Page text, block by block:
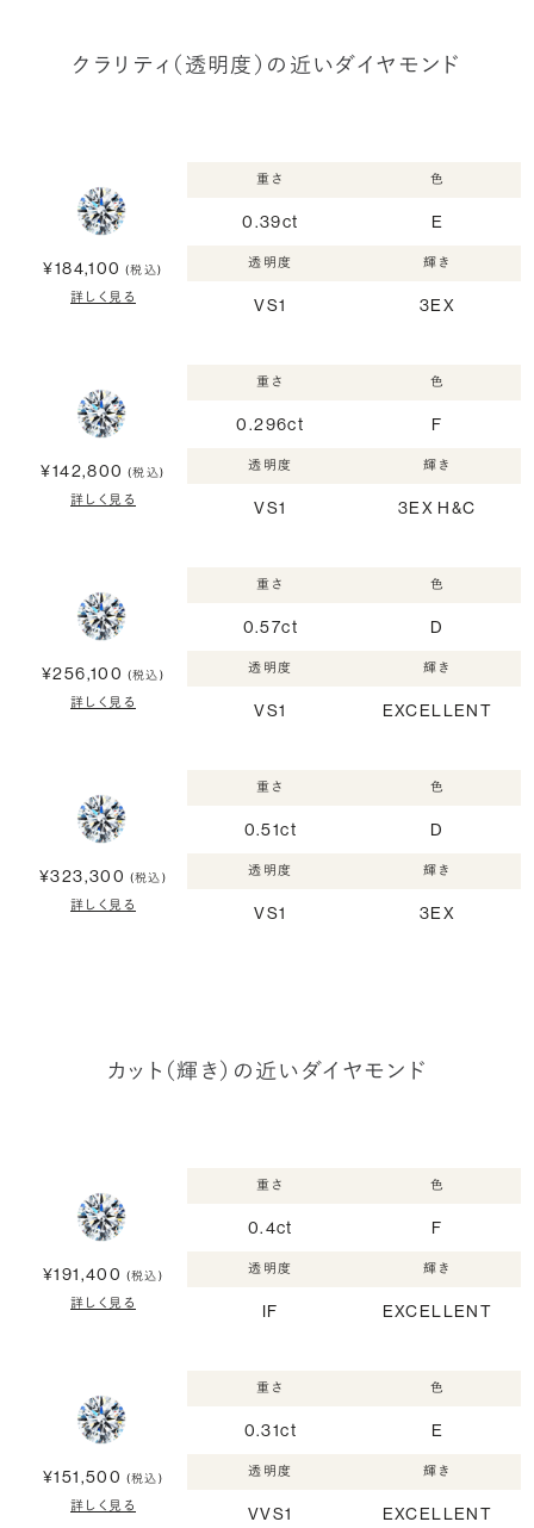
クラリティ（透明度）の近いダイヤモンド
¥184,100 (税込)
詳しく見る
重さ
0.39ct
色
E
透明度
VS1
輝き
3EX
¥142,800 (税込)
詳しく見る
重さ
0.296ct
色
F
透明度
VS1
輝き
3EX H&C
¥256,100 (税込)
詳しく見る
重さ
0.57ct
色
D
透明度
VS1
輝き
EXCELLENT
¥323,300 (税込)
詳しく見る
重さ
0.51ct
色
D
透明度
VS1
輝き
3EX
カット（輝き）の近いダイヤモンド
¥191,400 (税込)
詳しく見る
重さ
0.4ct
色
F
透明度
IF
輝き
EXCELLENT
¥151,500 (税込)
詳しく見る
重さ
0.31ct
色
E
透明度
VVS1
輝き
EXCELLENT